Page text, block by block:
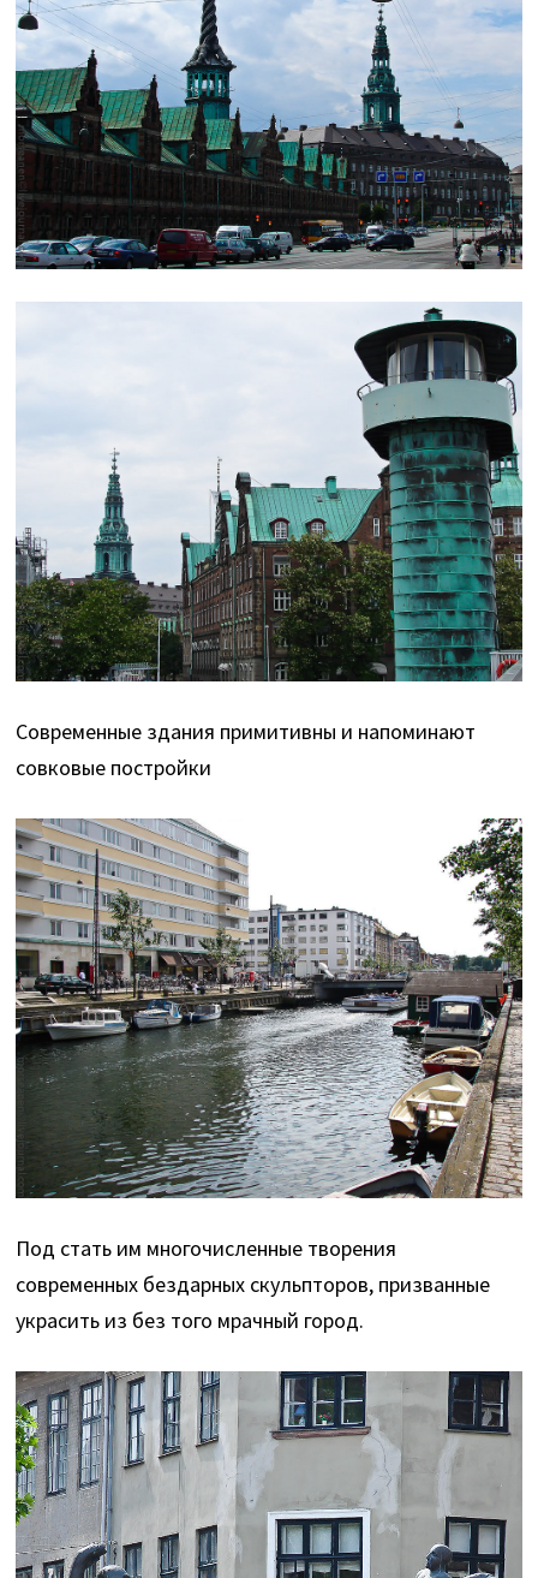
Современные здания примитивны и напоминают
совковые постройки
Под стать им многочисленные творения
современных бездарных скульпторов, призванные
украсить из без того мрачный город.